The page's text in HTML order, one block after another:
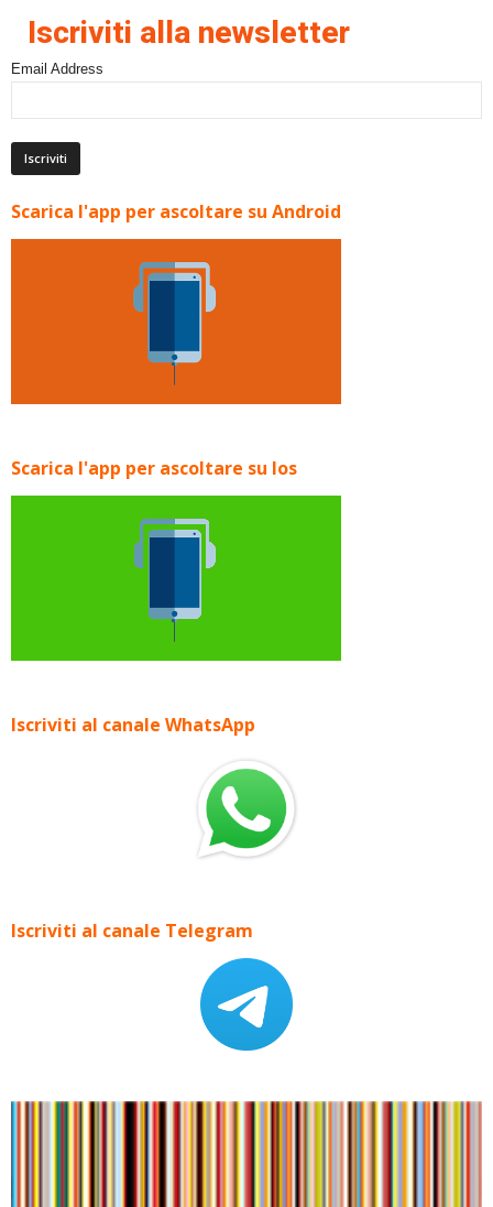
Iscriviti alla newsletter
Email Address
Scarica l'app per ascoltare su Android
Scarica l'app per ascoltare su Ios
Iscriviti al canale WhatsApp
Iscriviti al canale Telegram